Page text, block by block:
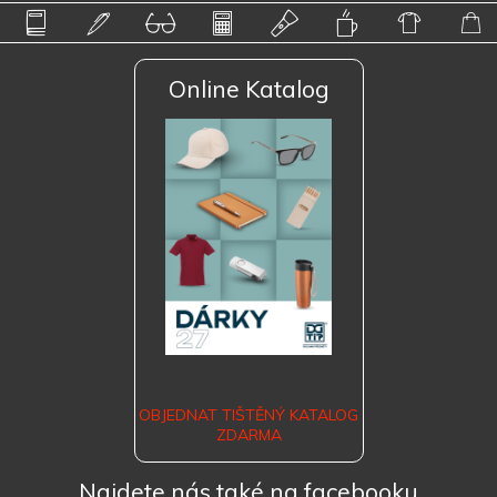
Online Katalog
OBJEDNAT TIŠTĚNÝ KATALOG
ZDARMA